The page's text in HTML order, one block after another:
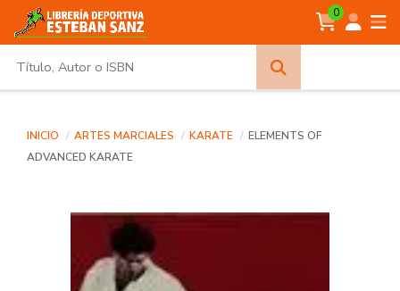
0
INICIO ARTES MARCIALES KARATE
ELEMENTS OF
ADVANCED KARATE